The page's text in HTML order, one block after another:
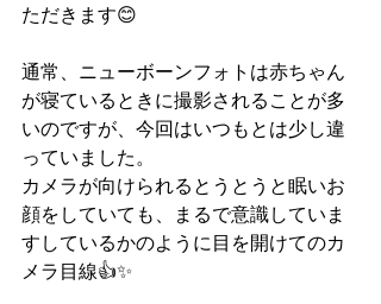
ただきます😊
通常、ニューボーンフォトは赤ちゃん
が寝ているときに撮影されることが多
いのですが、今回はいつもとは少し違
っていました。
カメラが向けられるとうとうと眠いお
顔をしていても、まるで意識していま
すしているかのように目を開けてのカ
メラ目線👍✨